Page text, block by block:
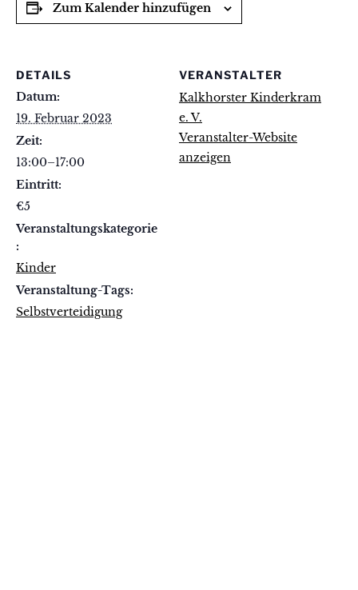
Zum Kalender hinzufügen
DETAILS
Datum:
19. Februar 2023
Zeit:
13:00–17:00
Eintritt:
€5
Veranstaltungskategorie
:
Kinder
Veranstaltung-Tags:
Selbstverteidigung
VERANSTALTER
Kalkhorster Kinderkram
e. V.
Veranstalter-Website
anzeigen